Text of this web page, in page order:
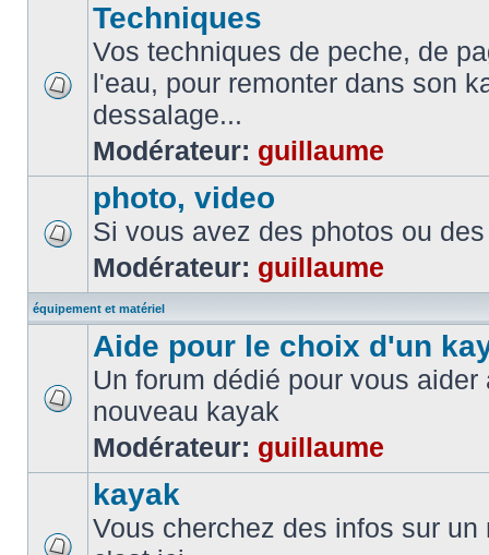
Techniques
Vos techniques de peche, de
l'eau, pour remonter dans son
dessalage...
Modérateur: guillaume
photo, video
Si vous avez des photos ou
Modérateur: guillaume
équipement et matériel
Aide pour le choix d'un
Un forum dédié pour vous
nouveau kayak
Modérateur: guillaume
kayak
Vous cherchez des infos sur